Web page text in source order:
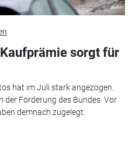
sorgt für
hat im Juli stark angezogen.
der Förderung des Bundes. Vor
demnach zugelegt.